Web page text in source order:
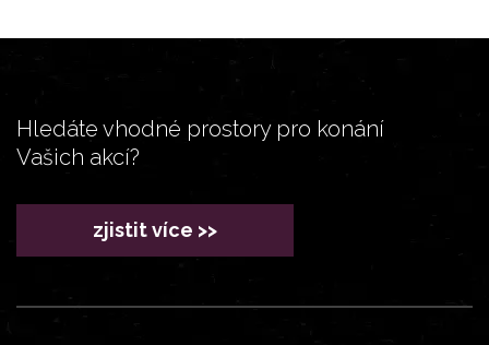
Hledáte vhodné prostory pro konání
Vašich akcí?
zjistit více >>